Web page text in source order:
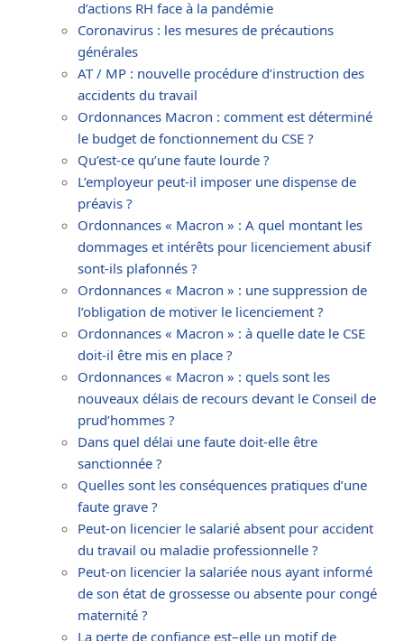
d’actions RH face à la pandémie
Coronavirus : les mesures de précautions
générales
AT / MP : nouvelle procédure d’instruction des
accidents du travail
Ordonnances Macron : comment est déterminé
le budget de fonctionnement du CSE ?
Qu’est-ce qu’une faute lourde ?
L’employeur peut-il imposer une dispense de
préavis ?
Ordonnances « Macron » : A quel montant les
dommages et intérêts pour licenciement abusif
sont-ils plafonnés ?
Ordonnances « Macron » : une suppression de
l’obligation de motiver le licenciement ?
Ordonnances « Macron » : à quelle date le CSE
doit-il être mis en place ?
Ordonnances « Macron » : quels sont les
nouveaux délais de recours devant le Conseil de
prud’hommes ?
Dans quel délai une faute doit-elle être
sanctionnée ?
Quelles sont les conséquences pratiques d’une
faute grave ?
Peut-on licencier le salarié absent pour accident
du travail ou maladie professionnelle ?
Peut-on licencier la salariée nous ayant informé
de son état de grossesse ou absente pour congé
maternité ?
La perte de confiance est–elle un motif de